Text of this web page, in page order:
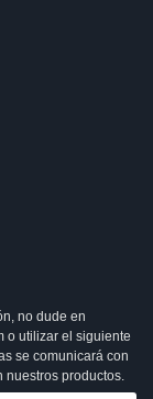
no dude en
o utilizar el siguiente
se comunicará con
nuestros productos.